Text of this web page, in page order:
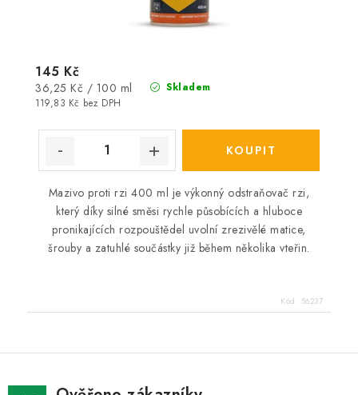
Skladem
119,83 Kč bez DPH
145 Kč
Měrná
cena:
36,25 Kč / 100 ml
Mazivo proti rzi 400 ml je výkonný odstraňovač rzi,
který díky silné směsi rychle působících a hluboce
pronikajících rozpouštědel uvolní zrezivělé matice,
šrouby a zatuhlé součástky již během několika vteřin.
Kód: 56237